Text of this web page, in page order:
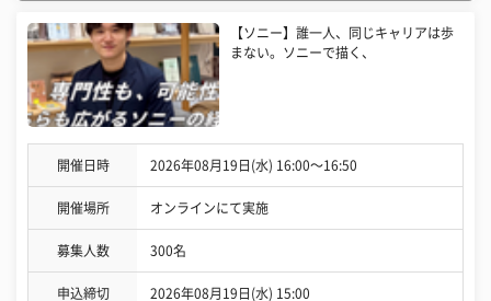
【ソニー】誰一人、同じキャリアは歩
まない。ソニーで描く、
開催日時 2026年08月19日(水) 16:00〜16:50
開催場所 オンラインにて実施
募集人数 300名
申込締切 2026年08月19日(水) 15:00